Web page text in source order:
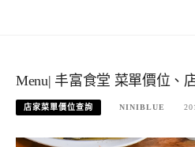
Menu| 丰富食堂 菜單價位、
店家菜單價位查詢 NINIBLUE